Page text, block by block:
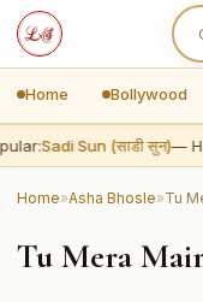
Home Bollywood
Sadi Sun (साडी सुन)—
Home»Asha Bhosle»Tu
Tu Mera